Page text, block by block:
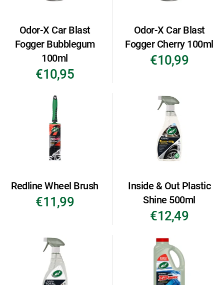
Odor-X Car Blast
Fogger Bubblegum
100ml
€10,95
Odor-X Car Blast
Fogger Cherry 100ml
€10,99
Redline Wheel Brush
€11,99
Inside & Out Plastic
Shine 500ml
€12,49